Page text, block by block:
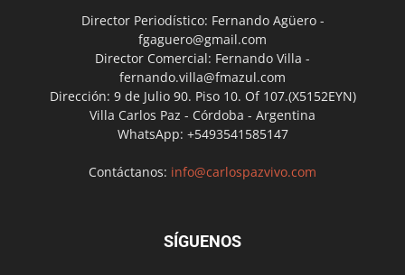
Director Periodístico: Fernando Agüero -
fgaguero@gmail.com
Director Comercial: Fernando Villa -
fernando.villa@fmazul.com
Dirección: 9 de Julio 90. Piso 10. Of 107.(X5152EYN)
Villa Carlos Paz - Córdoba - Argentina
WhatsApp: +5493541585147
Contáctanos: info@carlospazvivo.com
SÍGUENOS